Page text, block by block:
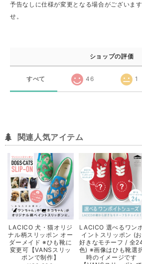
予告なしに仕様が変更となる場合がございま
せ。
ショップの評価
すべて 46 1
関連人気アイテム
LACICO 犬・猫オリジ
ナル柄スリッポン オー
ダーメイド ※ひも靴に
変更可【VANSスリッ
ポンで制作】
LACICO 選べるワン
イントスリッポン (お
好きなモチーフ / 全
色) ※画像はひも靴選
時のイメージです